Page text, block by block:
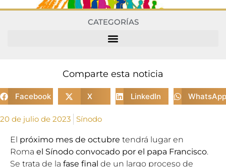
CATEGORÍAS
Comparte esta noticia
Facebook X LinkedIn WhatsApp
20 de julio de 2023 Sínodo
El próximo mes de octubre tendrá lugar en
Roma el Sínodo convocado por el papa Francisco.
Se trata de la fase final de un largo proceso de